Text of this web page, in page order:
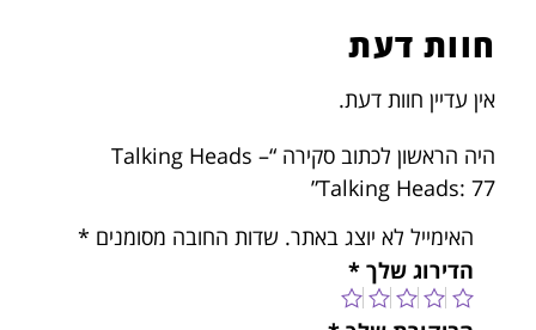
חוות דעת
אין עדיין חוות דעת.
היה הראשון לכתוב סקירה “Talking Heads –
Talking Heads: 77”
האימייל לא יוצג באתר. שדות החובה מסומנים *
הדירוג שלך *